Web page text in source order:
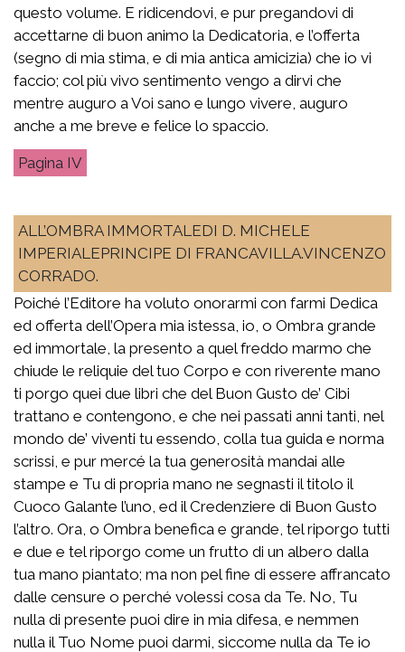
questo volume. E ridicendovi, e pur pregandovi di
accettarne di buon animo la Dedicatoria, e l’offerta
(segno di mia stima, e di mia antica amicizia) che io vi
faccio; col più vivo sentimento vengo a dirvi che
mentre auguro a Voi sano e lungo vivere, auguro
anche a me breve e felice lo spaccio.
IV
ALL’OMBRA IMMORTALEDI D. MICHELE
IMPERIALEPRINCIPE DI FRANCAVILLA.VINCENZO
CORRADO.
Poiché l’Editore ha voluto onorarmi con farmi Dedica
ed offerta dell’Opera mia istessa, io, o Ombra grande
ed immortale, la presento a quel freddo marmo che
chiude le reliquie del tuo Corpo e con riverente mano
ti porgo quei due libri che del Buon Gusto de’ Cibi
trattano e contengono, e che nei passati anni tanti, nel
mondo de’ viventi tu essendo, colla tua guida e norma
scrissi, e pur mercé la tua generosità mandai alle
stampe e Tu di propria mano ne segnasti il titolo il
Cuoco Galante l’uno, ed il Credenziere di Buon Gusto
l’altro. Ora, o Ombra benefica e grande, tel riporgo tutti
e due e tel riporgo come un frutto di un albero dalla
tua mano piantato; ma non pel fine di essere affrancato
dalle censure o perché volessi cosa da Te. No, Tu
nulla di presente puoi dire in mia difesa, e nemmen
nulla il Tuo Nome puoi darmi, siccome nulla da Te io